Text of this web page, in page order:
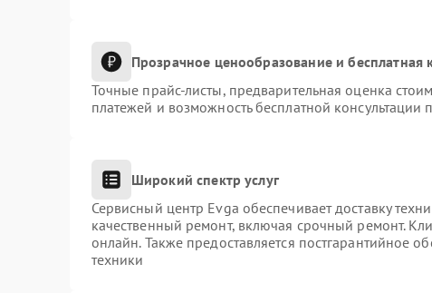
Прозрачное ценообразование и бесплатная
Точные прайс-листы, предварительная оценка
платежей и возможность бесплатной консультации
Широкий спектр услуг
Сервисный центр Evga обеспечивает доставку
качественный ремонт, включая срочный ремонт.
онлайн. Также предоставляется постгарантийное
техники